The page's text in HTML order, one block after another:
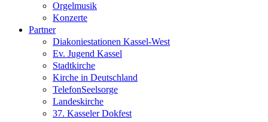
Orgelmusik
Konzerte
Partner
Diakoniestationen Kassel-West
Ev. Jugend Kassel
Stadtkirche
Kirche in Deutschland
TelefonSeelsorge
Landeskirche
37. Kasseler Dokfest